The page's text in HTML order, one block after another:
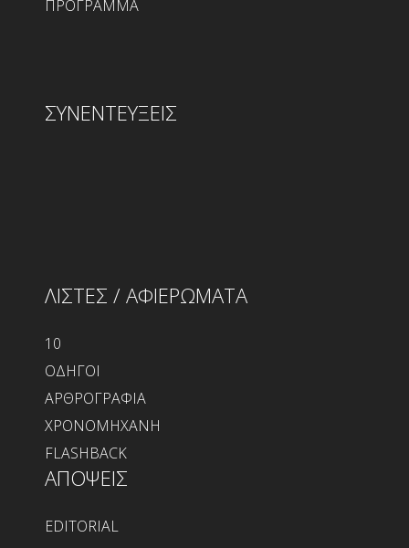
ΠΡΟΓΡΑΜΜΑ
ΣΥΝΕΝΤΕΥΞΕΙΣ
ΛΙΣΤΕΣ / ΑΦΙΕΡΩΜΑΤΑ
10
ΟΔΗΓΟΙ
ΑΡΘΡΟΓΡΑΦΙΑ
ΧΡΟΝΟΜΗΧΑΝΗ
FLASHBACK
ΑΠΟΨΕΙΣ
EDITORIAL